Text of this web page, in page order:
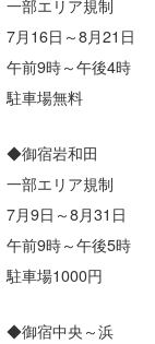
一部エリア規制
7月16日～8月21日
午前9時～午後4時
駐車場無料
◆御宿岩和田
一部エリア規制
7月9日～8月31日
午前9時～午後5時
駐車場1000円
◆御宿中央～浜